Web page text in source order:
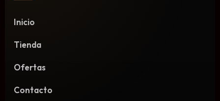
Removedor de Callos
Inicio
Tienda
Ofertas
Contacto